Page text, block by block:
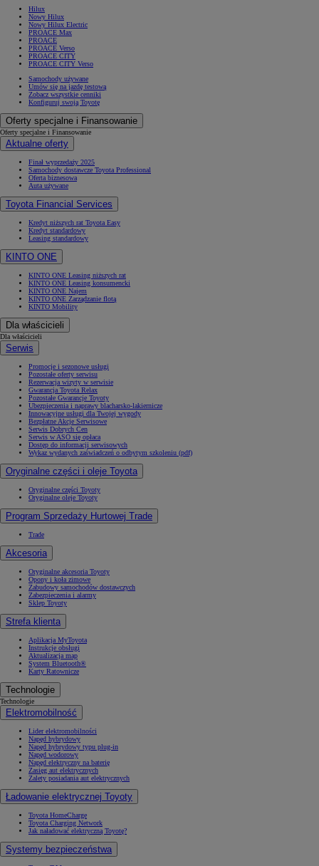
Hilux
Nowy Hilux
Nowy Hilux Electric
PROACE Max
PROACE
PROACE Verso
PROACE CITY
PROACE CITY Verso
Samochody używane
Umów się na jazdę testową
Zobacz wszystkie cenniki
Konfiguruj swoją Toyotę
Oferty specjalne i Finansowanie
Oferty specjalne i Finansowanie
Aktualne oferty
Finał wyprzedaży 2025
Samochody dostawcze Toyota Professional
Oferta biznesowa
Auta używane
Toyota Financial Services
Kredyt niższych rat Toyota Easy
Kredyt standardowy
Leasing standardowy
KINTO ONE
KINTO ONE Leasing niższych rat
KINTO ONE Leasing konsumencki
KINTO ONE Najem
KINTO ONE Zarządzanie flotą
KINTO Mobility
Dla właścicieli
Dla właścicieli
Serwis
Promocje i sezonowe usługi
Pozostałe oferty serwisu
Rezerwacja wizyty w serwisie
Gwarancja Toyota Relax
Pozostałe Gwarancje Toyoty
Ubezpieczenia i naprawy blacharsko-lakiernicze
Innowacyjne usługi dla Twojej wygody
Bezpłatne Akcje Serwisowe
Serwis Dobrych Cen
Serwis w ASO się opłaca
Dostęp do informacji serwisowych
Wykaz wydanych zaświadczeń o odbytym szkoleniu (pdf)
Oryginalne części i oleje Toyota
Oryginalne części Toyoty
Oryginalne oleje Toyoty
Program Sprzedaży Hurtowej Trade
Trade
Akcesoria
Oryginalne akcesoria Toyoty
Opony i koła zimowe
Zabudowy samochodów dostawczych
Zabezpieczenia i alarmy
Sklep Toyoty
Strefa klienta
Aplikacja MyToyota
Instrukcje obsługi
Aktualizacja map
System Bluetooth®
Karty Ratownicze
Technologie
Technologie
Elektromobilność
Lider elektromobilności
Napęd hybrydowy
Napęd hybrydowy typu plug-in
Napęd wodorowy
Napęd elektryczny na baterię
Zasięg aut elektrycznych
Zalety posiadania aut elektrycznych
Ładowanie elektrycznej Toyoty
Toyota HomeCharge
Toyota Charging Network
Jak naładować elektryczną Toyotę?
Systemy bezpieczeństwa